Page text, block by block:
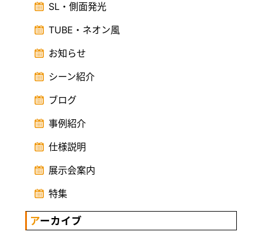
SL・側面発光
TUBE・ネオン風
お知らせ
シーン紹介
ブログ
事例紹介
仕様説明
展示会案内
特集
アーカイブ